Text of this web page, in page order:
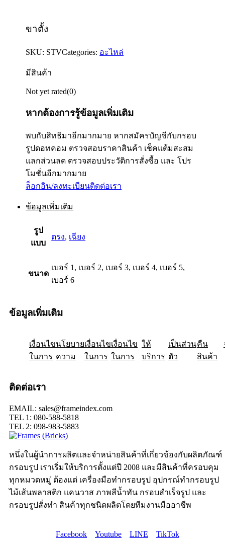
ขาตั้ง
SKU: STVCategories: อะไหล่
มีสินค้า
Not yet rated(0)
หากต้องการรู้ข้อมูลเพิ่มเติม
พบกับสิทธิมาอีกมากมาย หากสมัครบัญชีกับกรอบ
รูปดอทคอม ตรวจสอบราคาสินค้า เช็คแต้มสะสม
แลกส่วนลด ตรวจสอบประวัติการสั่งซื้อ และ โปร
โมชั่นอีกมากมาย
ล็อกอิน/ลงทะเบียนติดต่อเรา
ข้อมูลเพิ่มเติม
รูป
แบบ
ตรง, เฉียง
ขนาด
เบอร์ 1, เบอร์ 2, เบอร์ 3, เบอร์ 4, เบอร์ 5,
เบอร์ 6
หนึ่งในผู้นำการผลิตและจำหน่ายสินค้าที่เกี่ยวข้องกับผลิตภัณฑ์
กรอบรูป เราเริ่มให้บริการตั้งแต่ปี 2008 และมีสินค้าที่ครอบคุม
ทุกหมวดหมู่ ต้องแต่ เครื่องมือทำกรอบรูป อุปกรณ์ทำกรอบรูป
ไม้เส้นพลาสติก แคนวาส ภาพสีน้ำทัน กรอบสำเร็จรูป และ
กรอบรูปสั่งทำ สินค้าทุกชนิดผลิตโดยทีมงานมืออาชีพ
Facebook Youtube LINE TikTok
ข้อมูลเพิ่มเติม
เงื่อนไข
ในการ
ให้
บริการ
นโยบาย
ความ
เป็นส่วน
ตัว
เงื่อนไข
ในการ
คืน
สินค้า
เงื่อนไข
ในการ
ติดต่อเรา
EMAIL: sales@frameindex.com
TEL 1: 080-588-5818
TEL 2: 098-983-5883